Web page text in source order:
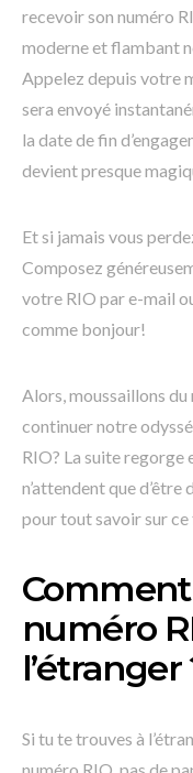
recevoir son numéro
moderne et flambant
Appelez depuis votre
sera envoyé
la date de fin
devient presque
Et si jamais vous
Composez
votre RIO par e-mail
comme bonjour!
Alors, moussaillons
continuer notre
RIO? La suite regorge
n’attendent que
pour tout savoir sur
numéro
l’étranger
Si tu te trouves à
numéro RIO, pas de